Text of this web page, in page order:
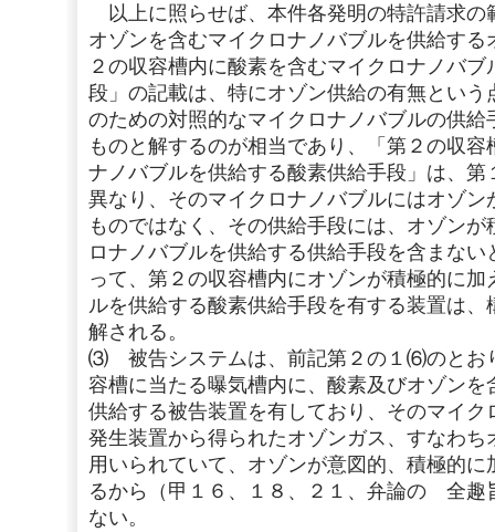
以上に照らせば、本件各発明の特許請求の
オゾンを含むマイクロナノバブルを供給す
２の収容槽内に酸素を含むマイクロナノバ
段」の記載は、特にオゾン供給の有無とい
のための対照的なマイクロナノバブルの供
ものと解するのが相当であり、「第２の収
ナノバブルを供給する酸素供給手段」は、
異なり、そのマイクロナノバブルにはオゾ
ものではなく、その供給手段には、オゾン
ロナノバブルを供給する供給手段を含まな
って、第２の収容槽内にオゾンが積極的に
ルを供給する酸素供給手段を有する装置は
解される。
⑶ 被告システムは、前記第２の１⑹のとお
容槽に当たる曝気槽内に、酸素及びオゾン
供給する被告装置を有しており、そのマイ
発生装置から得られたオゾンガス、すなわ
用いられていて、オゾンが意図的、積極的
るから（甲１６、１８、２１、弁論の 全趣
ない。